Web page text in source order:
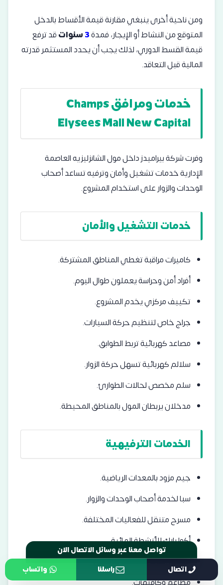
ومن ناحية أخرى ينبغي مقارنة قيمة الأقساط بالدخل
المتوقع من النشاط أو الإيجار، فمدة3سنواتقد ترفع
قيمة القسط الدوري، لذلك يجب أن يحدد المستثمر قدرته
المالية قبل التعاقد.
خدمات ومرافق Champs
Elysees Mall New Capital
وفرت شركة بيراميدز داخل مول الشانزليزيه العاصمة
الإدارية خدمات تشغيل وأمان وترفيه تساعد أصحاب
الوحدات والزوار على استخدام المشروع.
خدمات التشغيل والأمان
كاميرات مراقبة تغطي المناطق المشتركة.
أفراد أمن وحراسة يعملون طوال اليوم.
تكييف مركزي يخدم المشروع.
جراج خاص لتنظيم حركة السيارات.
مصاعد كهربائية تربط الطوابق.
سلالم كهربائية تسهل حركة الزوار.
سلم مخصص لحالات الطوارئ.
مدخلان يربطان المول بالمناطق المحيطة.
الخدمات الترفيهية
جيم مزود بالمعدات الرياضية.
سبا لخدمة أصحاب الوحدات والزوار.
مسرح متنقل للفعاليات المختلفة.
أكوا بارك للأنشطة المائية.
مناطق ألعاب مخصصة للأطفال.
تواصل معنا عبر وسائل الاتصال الان
اتصال
راسلنا واتساب